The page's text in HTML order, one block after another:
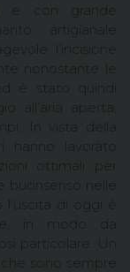
e con grande
artigianale
l’incisione
nonostante le
è stato quindi
all’aria aperta,
In vista della
lavorato
ottimali per
buonsenso nelle
di oggi è
in modo da
particolare. Un
sono sempre